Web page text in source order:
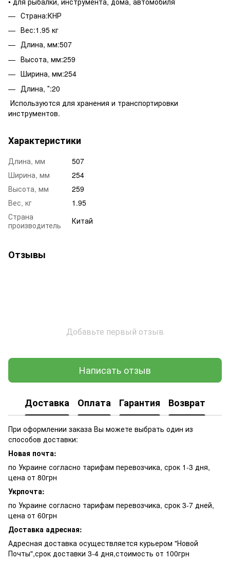
Страна:КНР
Вес:1.95 кг
Длина, мм:507
Высота, мм:259
Ширина, мм:254
Длина, ″:20
Используются для хранения и транспортировки
инструментов.
Характеристики
Длина, мм
507
Ширина, мм
254
Высота, мм
259
Вес, кг
1.95
Страна
производитель
Китай
Отзывы
Добавьте первый отзыв
Написать отзыв
Доставка Оплата Гарантия Возврат
При оформлении заказа Вы можете выбрать один из
способов доставки:
Новая почта:
по Украине согласно тарифам перевозчика, срок 1-3 дня,
цена от 80грн
Укрпочта:
по Украине согласно тарифам перевозчика, срок 3-7 дней,
цена от 60грн
Доставка адресная:
Адресная доставка осуществляется курьером "Новой
Почты",срок доставки 3-4 дня,стоимость от 100грн